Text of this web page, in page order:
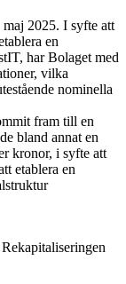
2025. I syfte att
en
har Bolaget med
vilka
nominella
fram till en
bland annat en
kronor, i syfte att
etablera en